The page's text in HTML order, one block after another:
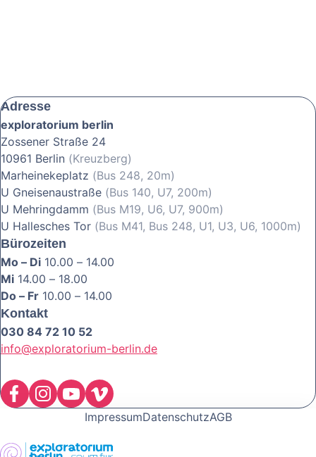
Adresse
exploratorium berlin
Zossener Straße 24
10961 Berlin (Kreuzberg)
Marheinekeplatz (Bus 248, 20m)
U Gneisenaustraße (Bus 140, U7, 200m)
U Mehringdamm (Bus M19, U6, U7, 900m)
U Hallesches Tor (Bus M41, Bus 248, U1, U3, U6, 1000m)
Bürozeiten
Mo – Di 10.00 – 14.00
Mi 14.00 – 18.00
Do – Fr 10.00 – 14.00
Kontakt
030 84 72 10 52
info@exploratorium-berlin.de
ImpressumDatenschutzAGB